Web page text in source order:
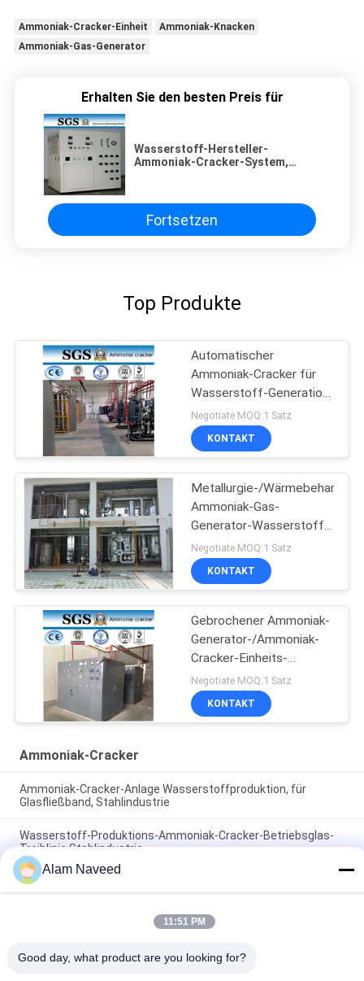
Ammoniak-Cracker-Einheit
Ammoniak-Knacken
Ammoniak-Gas-Generator
Erhalten Sie den besten Preis für
Wasserstoff-Hersteller-
Ammoniak-Cracker-System,
Fortsetzen
Top Produkte
Automatischer
Ammoniak-Cracker für
Wasserstoff-Generation,
Kapazität 5-1000Nm3/H
Negotiate MOQ:1 Satz
KONTAKT
Metallurgie-/
Ammoniak-Gas-
Generator-Wasserstoff-
Generator
Negotiate MOQ:1 Satz
KONTAKT
Gebrochener Ammoniak-
Generator-/Ammoniak-
Cracker-Einheits-
Gebrauchs-Nickel-
Katalysator
Negotiate MOQ:1 Satz
KONTAKT
Ammoniak-Cracker
Ammoniak-Cracker-Anlage Wasserstoffproduktion, für
Glasfließband, Stahlindustrie
Wasserstoff-Produktions-Ammoniak-Cracker-Betriebsglas-
Treiblinie Stahlindustrie
Automatischer Ammoniak-Gas-Generator-einfache
Installation
Alam Naveed
11:51 PM
Good day, what product are you looking for?